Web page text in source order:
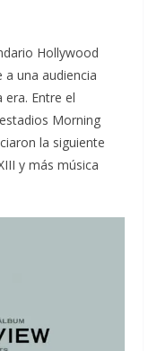
Hollywood
una audiencia
Entre el
Morning
la siguiente
y más música